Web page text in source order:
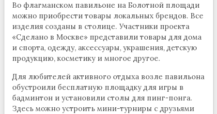
Во флагманском павильоне на Болотной площади
можно приобрести товары локальных брендов. Все
изделия созданы в столице. Участники проекта
«Сделано в Москве» представили товары для дома
и спорта, одежду, аксессуары, украшения, детскую
продукцию, косметику и многое другое.
Для любителей активного отдыха возле павильона
обустроили бесплатную площадку для игры в
бадминтон и установили столы для пинг-понга.
Здесь можно устроить мини-турниры с друзьями